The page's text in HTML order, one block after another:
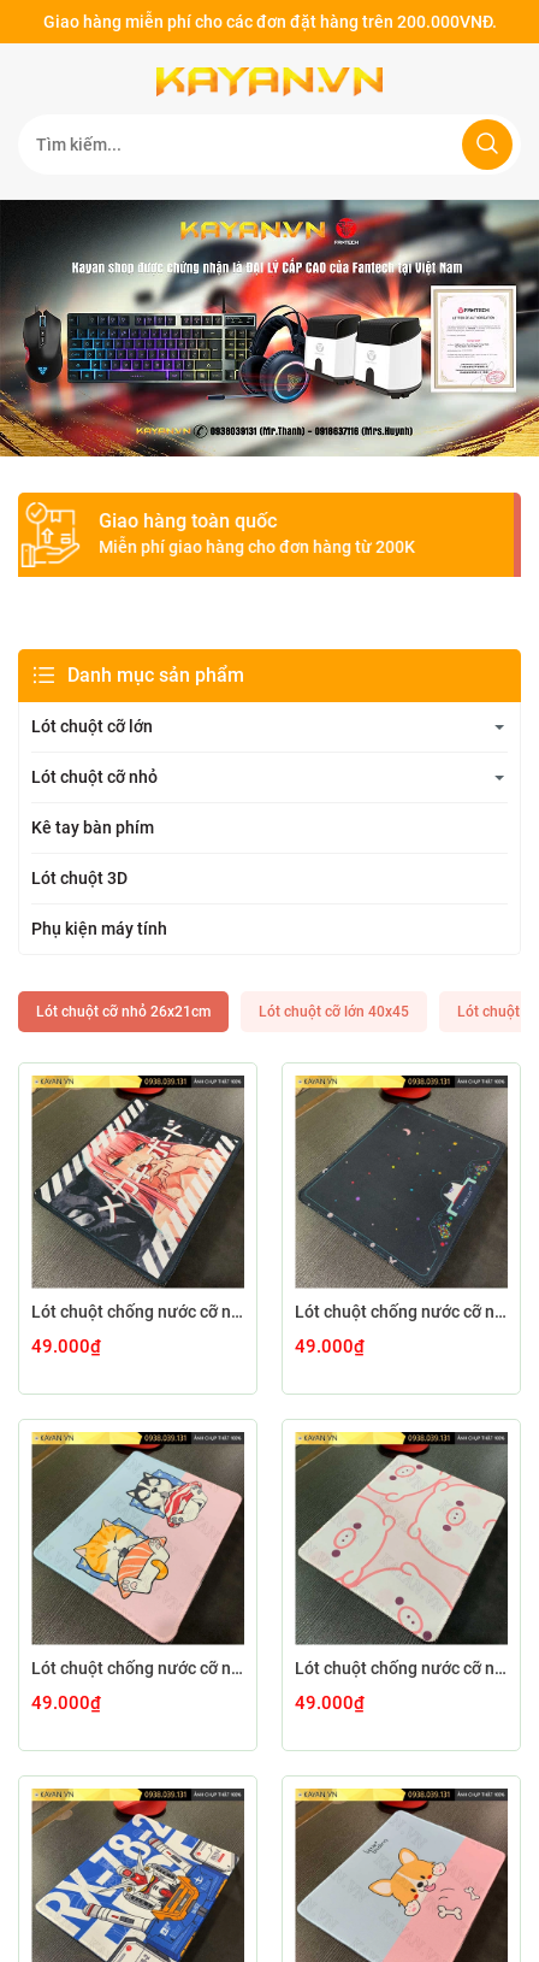
Giao hàng miễn phí cho các đơn đặt hàng trên 200.000VNĐ.
Giao hàng toàn quốc
Miễn phí giao hàng cho đơn hàng từ 200K
Danh mục sản phẩm
Lót chuột cỡ lớn
Lót chuột cỡ nhỏ
Kê tay bàn phím
Lót chuột 3D
Phụ kiện máy tính
Lót chuột cỡ nhỏ 26x21cm Lót chuột cỡ lớn 40x45 Lót chuột
Lót chuột chống nước cỡ nhỏ 26x21cm dày 3mm S-107-26X21 (ZEROTWO-01)
49.000₫
Lót chuột chống nước cỡ nhỏ 26x21cm dày 3mm S-103-26X21 (GAMECONSO-09)
49.000₫
Lót chuột chống nước cỡ nhỏ 26x21cm dày 3mm S-102-26X21 (CUTE-64)
49.000₫
Lót chuột chống nước cỡ nhỏ 26x21cm dày 3mm S-101-26X21 (CUTE-66)
49.000₫